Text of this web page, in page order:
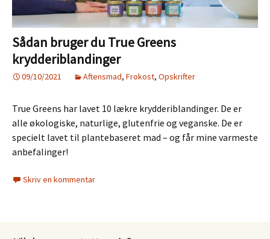
Sådan bruger du True Greens
krydderiblandinger
09/10/2021 Aftensmad, Frokost, Opskrifter
True Greens har lavet 10 lækre krydderiblandinger. De er
alle økologiske, naturlige, glutenfrie og veganske. De er
specielt lavet til plantebaseret mad – og får mine varmeste
anbefalinger!
Skriv en kommentar